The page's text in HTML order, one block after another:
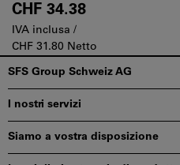
scaffale: 400mm
CHF 34.38
IVA inclusa /
CHF 31.80 Netto
Piè
di
pagina
SFS Group Schweiz AG
I nostri servizi
Siamo a vostra disposizione